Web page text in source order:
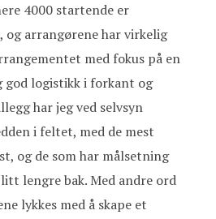
4000 startende er
og arrangørene har virkelig
med fokus på en
god logistikk i forkant og
har jeg ved selvsyn
i feltet, med de mest
og de som har målsetning
lengre bak. Med andre ord
lykkes med å skape et